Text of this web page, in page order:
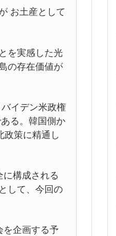
お土産として
を実感した光
の存在価値が
イデン米政権
る。韓国側か
政策に精通し
構成される
して、今回の
を企画する予